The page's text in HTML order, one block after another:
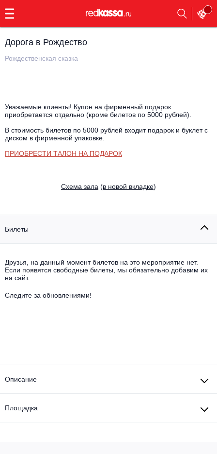
Как купить
23:00
Заказать
обратный
Электронная музыка
Rap, hip-hop, RnB
Классическая музыка
Круиз Фест
Все события
Все события
Известные актёры
Творческий вечер
Мюзикл, оперетта
Детский спектакль
Детское шоу
Все события
Все события
Дорога в Рождество
Рождественская сказка
Уважаемые клиенты! Купон на фирменный подарок
приобретается отдельно (кроме билетов по 5000 рублей).
В стоимость билетов по 5000 рублей входит подарок и буклет с
диском в фирменной упаковке.
ПРИОБРЕСТИ ТАЛОН НА ПОДАРОК
Cхема зала (в новой вкладке)
Билеты
Друзья, на данный момент билетов на это мероприятие нет.
Если появятся свободные билеты, мы обязательно добавим их
на сайт.
Следите за обновлениями!
Описание
Площадка